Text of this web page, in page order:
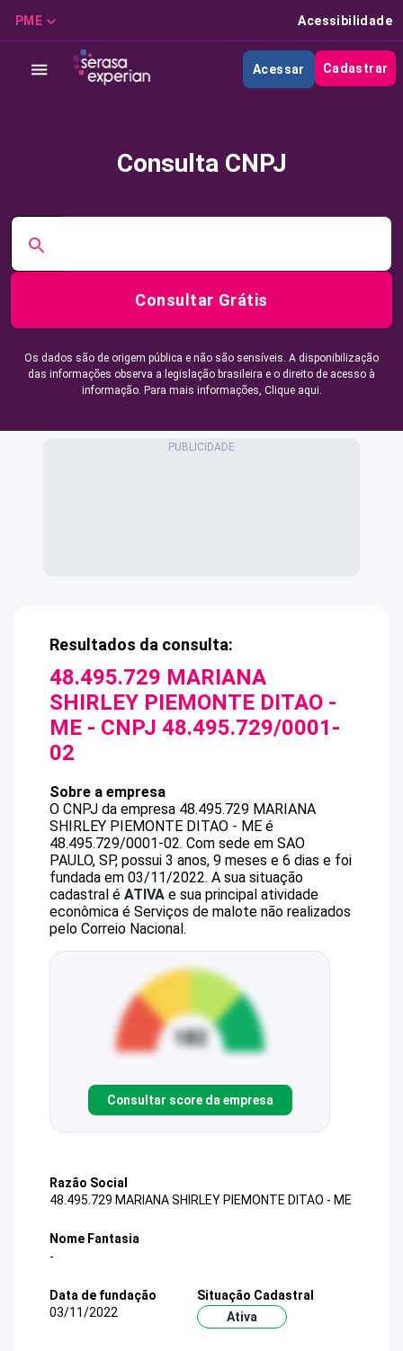
PME Acessibilidade
Acessar Cadastrar
Consulta CNPJ
Consultar Grátis
Os dados são de origem pública e não são sensíveis. A disponibilização
das informações observa a legislação brasileira e o direito de acesso à
informação. Para mais informações, Clique aqui.
Resultados da consulta:
48.495.729 MARIANA
SHIRLEY PIEMONTE DITAO -
ME - CNPJ 48.495.729/0001-
02
Sobre a empresa
O CNPJ da empresa 48.495.729 MARIANA
SHIRLEY PIEMONTE DITAO - ME é
48.495.729/0001-02. Com sede em SAO
PAULO, SP, possui 3 anos, 9 meses e 6 dias e foi
fundada em 03/11/2022. A sua situação
cadastral é ATIVA e sua principal atividade
econômica é Serviços de malote não realizados
pelo Correio Nacional.
Consultar score da empresa
Razão Social
48.495.729 MARIANA SHIRLEY PIEMONTE DITAO - ME
Nome Fantasia
-
Data de fundação
03/11/2022
Situação Cadastral
Ativa